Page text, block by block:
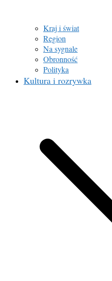
Kraj i świat
Region
Na sygnale
Obronność
Polityka
Kultura i rozrywka